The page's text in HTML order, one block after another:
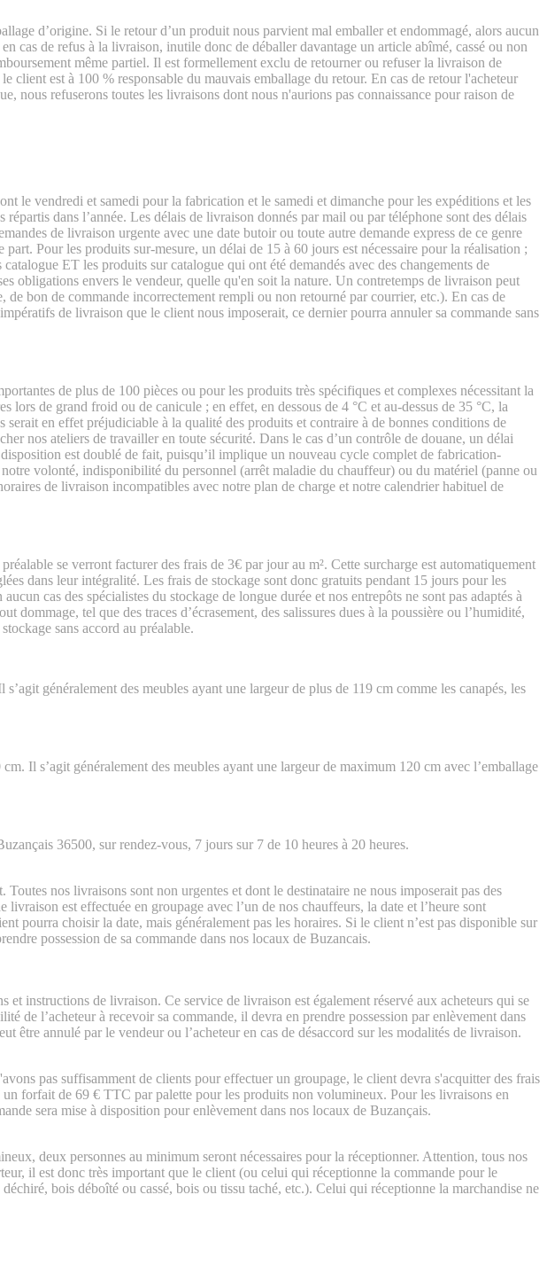
d’origine. Si le retour d’un produit nous parvient mal emballer et endommagé, alors aucun
cas de refus à la livraison, inutile donc de déballer davantage un article abîmé, cassé ou non
même partiel. Il est formellement exclu de retourner ou refuser la livraison de
client est à 100 % responsable du mauvais emballage du retour. En cas de retour l'acheteur
nous refuserons toutes les livraisons dont nous n'aurions pas connaissance pour raison de
le vendredi et samedi pour la fabrication et le samedi et dimanche pour les expéditions et les
dans l’année. Les délais de livraison donnés par mail ou par téléphone sont des délais
de livraison urgente avec une date butoir ou toute autre demande express de ce genre
Pour les produits sur-mesure, un délai de 15 à 60 jours est nécessaire pour la réalisation ;
ET les produits sur catalogue qui ont été demandés avec des changements de
obligations envers le vendeur, quelle qu'en soit la nature. Un contretemps de livraison peut
bon de commande incorrectement rempli ou non retourné par courrier, etc.). En cas de
de livraison que le client nous imposerait, ce dernier pourra annuler sa commande sans
de plus de 100 pièces ou pour les produits très spécifiques et complexes nécessitant la
lors de grand froid ou de canicule ; en effet, en dessous de 4 °C et au-dessus de 35 °C, la
en effet préjudiciable à la qualité des produits et contraire à de bonnes conditions de
nos ateliers de travailler en toute sécurité. Dans le cas d’un contrôle de douane, un délai
est doublé de fait, puisqu’il implique un nouveau cycle complet de fabrication-
volonté, indisponibilité du personnel (arrêt maladie du chauffeur) ou du matériel (panne ou
de livraison incompatibles avec notre plan de charge et notre calendrier habituel de
se verront facturer des frais de 3€ par jour au m². Cette surcharge est automatiquement
dans leur intégralité. Les frais de stockage sont donc gratuits pendant 15 jours pour les
cas des spécialistes du stockage de longue durée et nos entrepôts ne sont pas adaptés à
dommage, tel que des traces d’écrasement, des salissures dues à la poussière ou l’humidité,
sans accord au préalable.
généralement des meubles ayant une largeur de plus de 119 cm comme les canapés, les
Il s’agit généralement des meubles ayant une largeur de maximum 120 cm avec l’emballage
36500, sur rendez-vous, 7 jours sur 7 de 10 heures à 20 heures.
nos livraisons sont non urgentes et dont le destinataire ne nous imposerait pas des
est effectuée en groupage avec l’un de nos chauffeurs, la date et l’heure sont
pourra choisir la date, mais généralement pas les horaires. Si le client n’est pas disponible sur
possession de sa commande dans nos locaux de Buzancais.
instructions de livraison. Ce service de livraison est également réservé aux acheteurs qui se
de l’acheteur à recevoir sa commande, il devra en prendre possession par enlèvement dans
annulé par le vendeur ou l’acheteur en cas de désaccord sur les modalités de livraison.
pas suffisamment de clients pour effectuer un groupage, le client devra s'acquitter des frais
forfait de 69 € TTC par palette pour les produits non volumineux. Pour les livraisons en
sera mise à disposition pour enlèvement dans nos locaux de Buzançais.
deux personnes au minimum seront nécessaires pour la réceptionner. Attention, tous nos
il est donc très important que le client (ou celui qui réceptionne la commande pour le
bois déboîté ou cassé, bois ou tissu taché, etc.). Celui qui réceptionne la marchandise ne